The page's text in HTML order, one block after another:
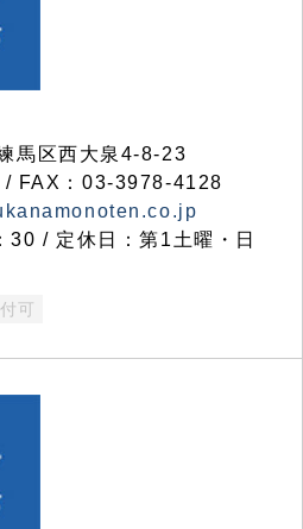
馬区西大泉4-8-23
FAX：03-3978-4128
/ 定休日：第1土曜・日
可